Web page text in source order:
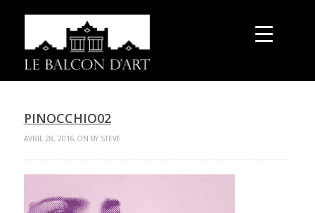
PINOCCHIO02
AVRIL 28, 2016 ON BY STEVE